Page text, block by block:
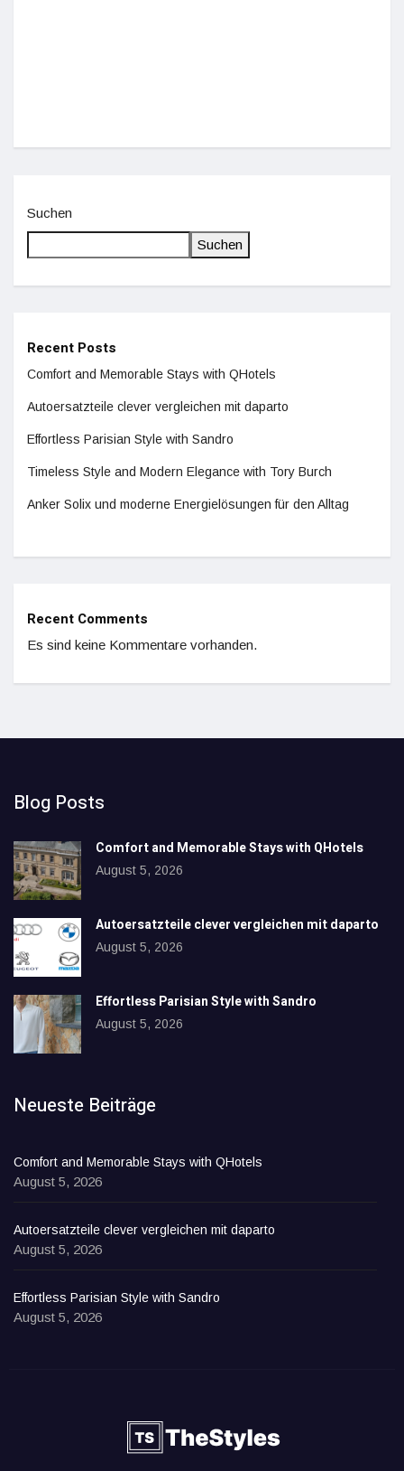
Suchen
Suchen
Recent Posts
Comfort and Memorable Stays with QHotels
Autoersatzteile clever vergleichen mit daparto
Effortless Parisian Style with Sandro
Timeless Style and Modern Elegance with Tory Burch
Anker Solix und moderne Energielösungen für den Alltag
Recent Comments
Es sind keine Kommentare vorhanden.
Blog Posts
Comfort and Memorable Stays with QHotels
August 5, 2026
Autoersatzteile clever vergleichen mit daparto
August 5, 2026
Effortless Parisian Style with Sandro
August 5, 2026
Neueste Beiträge
Comfort and Memorable Stays with QHotels
August 5, 2026
Autoersatzteile clever vergleichen mit daparto
August 5, 2026
Effortless Parisian Style with Sandro
August 5, 2026